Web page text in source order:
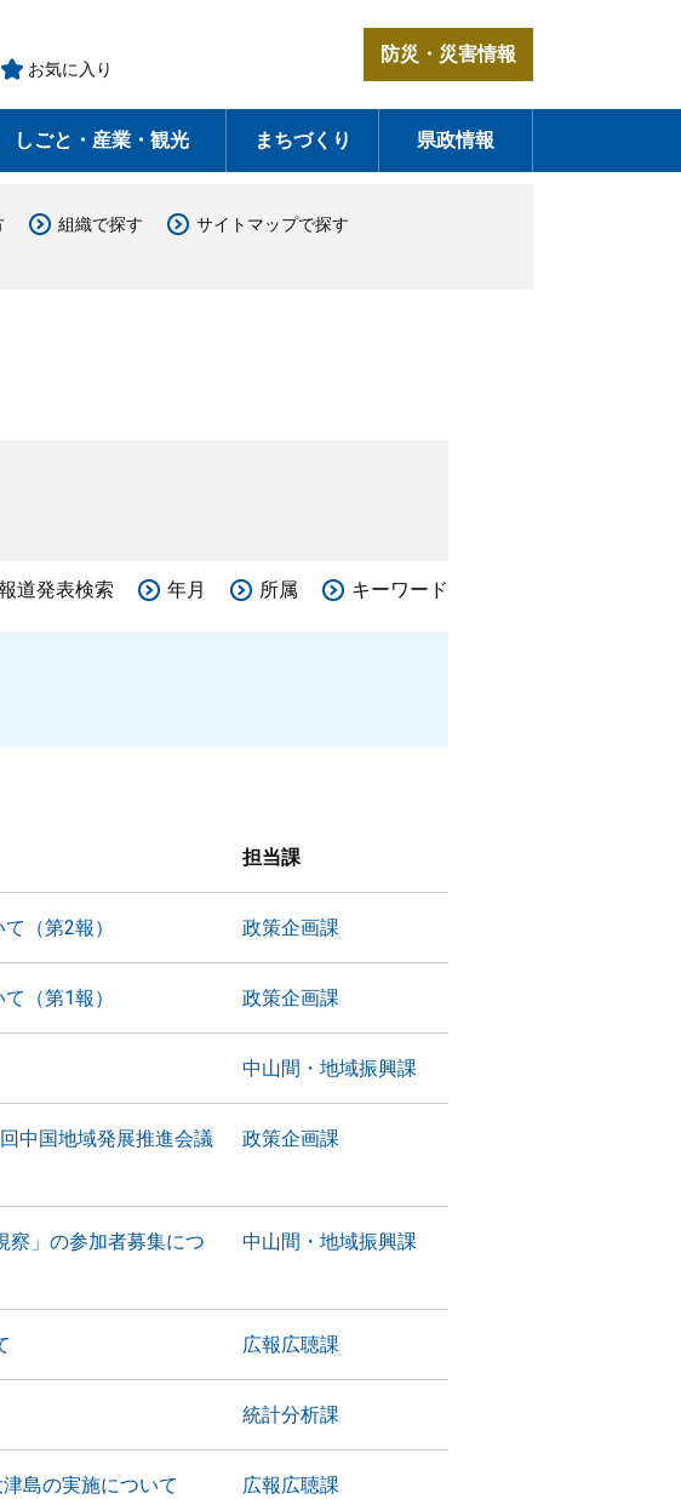
お気に入り
防災・災害情報
しごと・産業・観光 まちづくり 県政情報
組織で探す サイトマップで探す
道発表検索 年月 所属 キーワード
担当課
（第2報） 政策企画課
（第1報） 政策企画課
中山間・地域振興課
中国地域発展推進会議
政策企画課
察」の参加者募集につ
中山間・地域振興課
広報広聴課
統計分析課
島の実施について 広報広聴課